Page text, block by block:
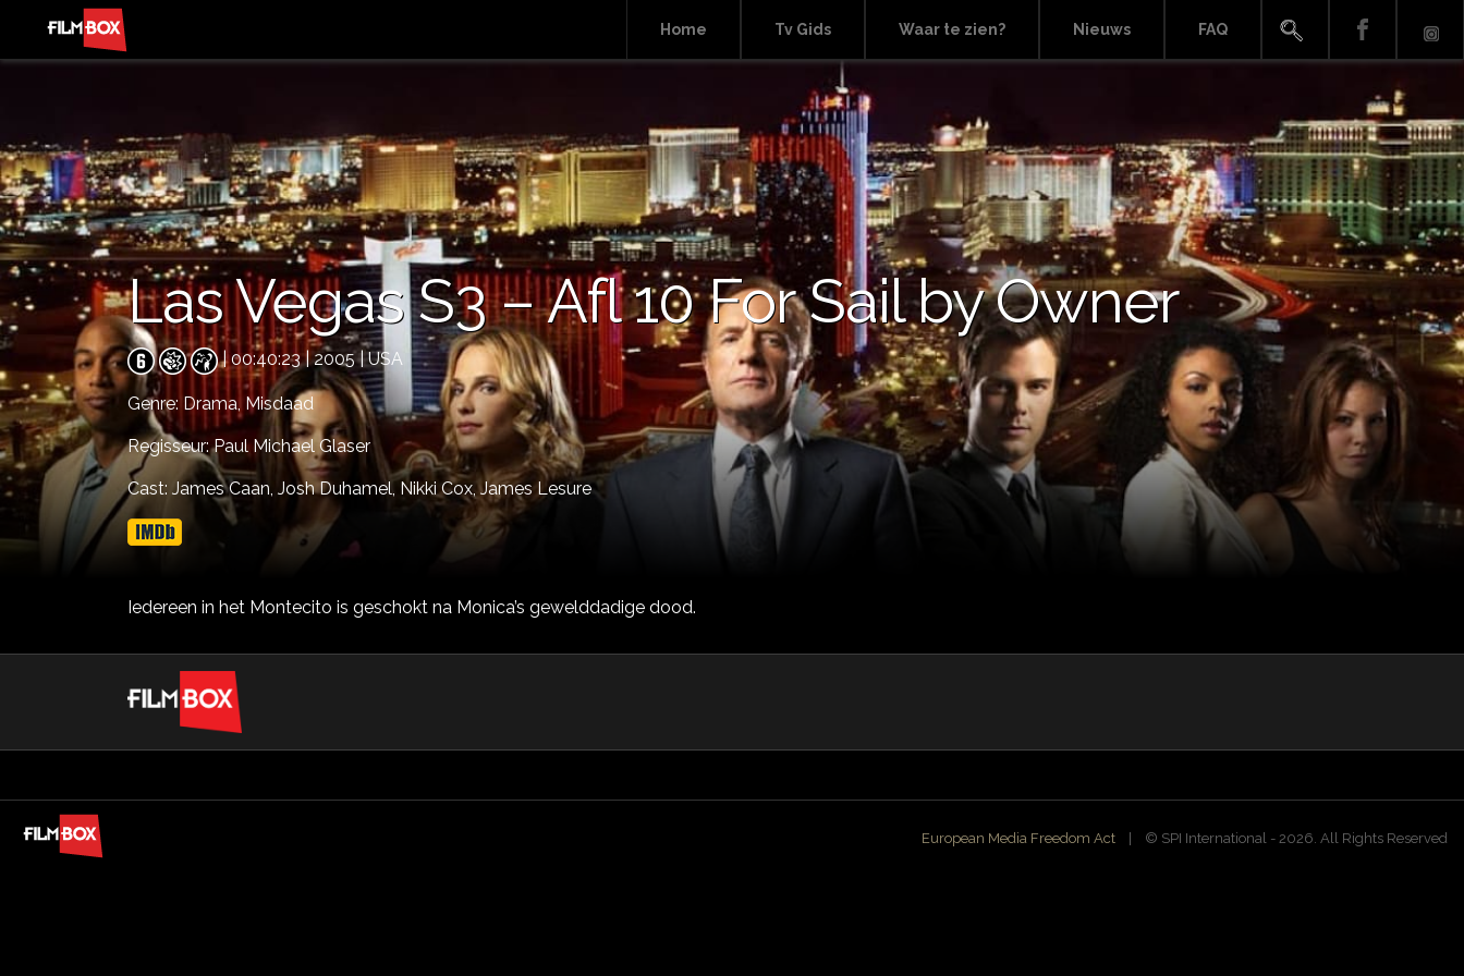
Home Tv Gids Waar te zien? Nieuws FAQ
Las Vegas S3 – Afl 10 For Sail by Owner
| 00:40:23 | 2005 | USA
Genre: Drama, Misdaad
Regisseur: Paul Michael Glaser
Cast: James Caan, Josh Duhamel, Nikki Cox,James Lesure
Iedereen in het Montecito is geschokt na Monica’s gewelddadige dood.
European Media Freedom Act | ©️ SPI International - 2026. All Rights Reserved